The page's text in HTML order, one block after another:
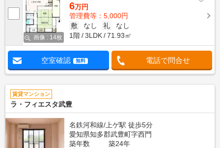
画像 : 14枚
6万円
管理費等：5,000円
敷
なし 礼
なし
1階
3LDK 71.93㎡
空室確認 無料 電話で問合せ
賃貸マンション
ラ・フィエスタ武豊
名鉄河和線/上ゲ駅 徒歩5分
愛知県知多郡武豊町字西門
築年数
築24年